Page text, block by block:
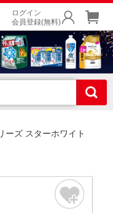
ログイン
会員登録(無料)
ーズ スターホワイト